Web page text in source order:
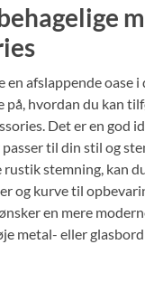
en afslappende oase i
hvordan du kan
Det er en god
til din stil og
rustik stemning, kan
og kurve til
en mere
metal- eller